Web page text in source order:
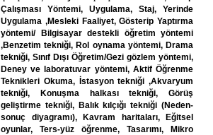
Çalışması Yöntemi, Uygulama, Staj, Yerinde
Uygulama ,Mesleki Faaliyet, Gösterip Yaptırma
yöntemi/ Bilgisayar destekli öğretim yöntemi
,Benzetim tekniği, Rol oynama yöntemi, Drama
tekniği, Sınıf Dışı Öğretim/Gezi gözlem yöntemi,
Deney ve laboratuvar yöntemi, Aktif Öğrenme
Teknikleri Okuma, İstasyon tekniği ,Akvaryum
tekniği, Konuşma halkası tekniği, Görüş
geliştirme tekniği, Balık kılçığı tekniği (Neden-
sonuç diyagramı), Kavram haritaları, Eğitsel
oyunlar, Ters-yüz öğrenme, Tasarımı, Mikro